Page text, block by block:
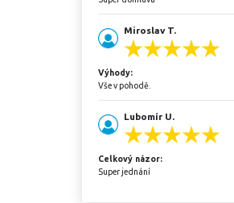
Miroslav T.
Výhody:
Vše v pohodě.
Lubomír U.
Celkový názor:
Super jednání